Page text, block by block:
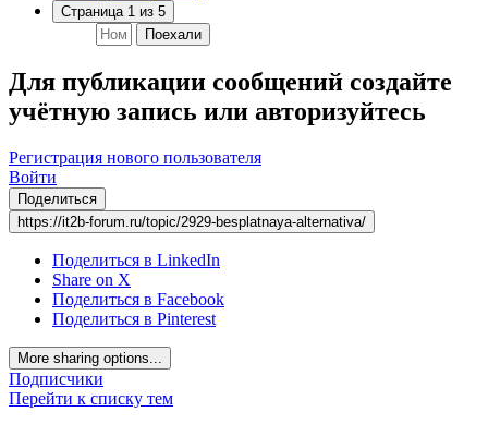
Страница 1 из 5
Поехали
Для публикации сообщений создайте
учётную запись или авторизуйтесь
Регистрация нового пользователя
Войти
Поделиться
https://it2b-forum.ru/topic/2929-besplatnaya-alternativa/
Поделиться в LinkedIn
Share on X
Поделиться в Facebook
Поделиться в Pinterest
More sharing options...
Подписчики
Перейти к списку тем